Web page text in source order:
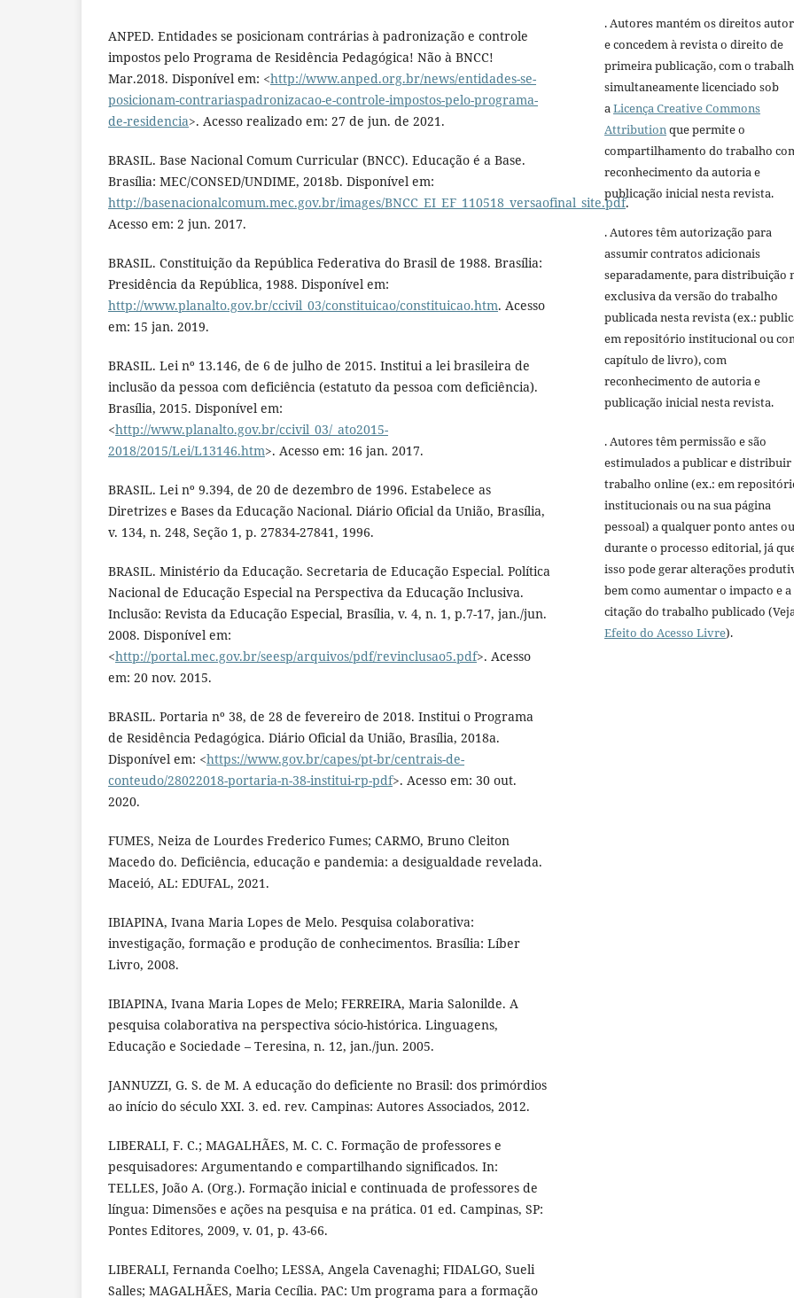
ANPED. Entidades se posicionam contrárias à padronização e controle
impostos pelo Programa de Residência Pedagógica! Não à BNCC!
Mar.2018. Disponível em: <http://www.anped.org.br/news/entidades-se-
posicionam-contrariaspadronizacao-e-controle-impostos-pelo-programa-
de-residencia>. Acesso realizado em: 27 de jun. de 2021.
BRASIL. Base Nacional Comum Curricular (BNCC). Educação é a Base.
Brasília: MEC/CONSED/UNDIME, 2018b. Disponível em:
http://basenacionalcomum.mec.gov.br/images/BNCC_EI_EF_110518_versaofinal_site.pdf.
Acesso em: 2 jun. 2017.
BRASIL. Constituição da República Federativa do Brasil de 1988. Brasília:
Presidência da República, 1988. Disponível em:
http://www.planalto.gov.br/ccivil_03/constituicao/constituicao.htm. Acesso
em: 15 jan. 2019.
BRASIL. Lei nº 13.146, de 6 de julho de 2015. Institui a lei brasileira de
inclusão da pessoa com deficiência (estatuto da pessoa com deficiência).
Brasília, 2015. Disponível em:
<http://www.planalto.gov.br/ccivil_03/_ato2015-
2018/2015/Lei/L13146.htm>. Acesso em: 16 jan. 2017.
BRASIL. Lei nº 9.394, de 20 de dezembro de 1996. Estabelece as
Diretrizes e Bases da Educação Nacional. Diário Oficial da União, Brasília,
v. 134, n. 248, Seção 1, p. 27834-27841, 1996.
BRASIL. Ministério da Educação. Secretaria de Educação Especial. Política
Nacional de Educação Especial na Perspectiva da Educação Inclusiva.
Inclusão: Revista da Educação Especial, Brasília, v. 4, n. 1, p.7-17, jan./jun.
2008. Disponível em:
<http://portal.mec.gov.br/seesp/arquivos/pdf/revinclusao5.pdf>. Acesso
em: 20 nov. 2015.
BRASIL. Portaria nº 38, de 28 de fevereiro de 2018. Institui o Programa
de Residência Pedagógica. Diário Oficial da União, Brasília, 2018a.
Disponível em: <https://www.gov.br/capes/pt-br/centrais-de-
conteudo/28022018-portaria-n-38-institui-rp-pdf>. Acesso em: 30 out.
2020.
FUMES, Neiza de Lourdes Frederico Fumes; CARMO, Bruno Cleiton
Macedo do. Deficiência, educação e pandemia: a desigualdade revelada.
Maceió, AL: EDUFAL, 2021.
IBIAPINA, Ivana Maria Lopes de Melo. Pesquisa colaborativa:
investigação, formação e produção de conhecimentos. Brasília: Líber
Livro, 2008.
IBIAPINA, Ivana Maria Lopes de Melo; FERREIRA, Maria Salonilde. A
pesquisa colaborativa na perspectiva sócio-histórica. Linguagens,
Educação e Sociedade – Teresina, n. 12, jan./jun. 2005.
JANNUZZI, G. S. de M. A educação do deficiente no Brasil: dos primórdios
ao início do século XXI. 3. ed. rev. Campinas: Autores Associados, 2012.
LIBERALI, F. C.; MAGALHÃES, M. C. C. Formação de professores e
pesquisadores: Argumentando e compartilhando significados. In:
TELLES, João A. (Org.). Formação inicial e continuada de professores de
língua: Dimensões e ações na pesquisa e na prática. 01 ed. Campinas, SP:
Pontes Editores, 2009, v. 01, p. 43-66.
LIBERALI, Fernanda Coelho; LESSA, Angela Cavenaghi; FIDALGO, Sueli
Salles; MAGALHÃES, Maria Cecília. PAC: Um programa para a formação
. Autores mantém os direitos
e concedem à revista o direito de
primeira publicação, com o
simultaneamente licenciado sob
aLicença Creative Commons
Attributionque permite o
compartilhamento do trabalho
reconhecimento da autoria e
publicação inicial nesta revista.
. Autores têm autorização para
assumir contratos adicionais
separadamente, para distribuição
exclusiva da versão do trabalho
publicada nesta revista (ex.:
em repositório institucional ou
capítulo de livro), com
reconhecimento de autoria e
publicação inicial nesta revista.
. Autores têm permissão e são
estimulados a publicar e distribuir
trabalho online (ex.: em
institucionais ou na sua página
pessoal) a qualquer ponto antes ou
durante o processo editorial, já
isso pode gerar alterações
bem como aumentar o impacto e a
citação do trabalho publicado
Efeito do Acesso Livre).